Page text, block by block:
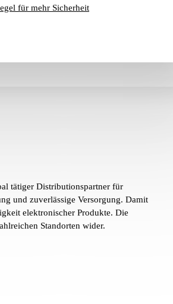
für mehr Sicherheit
tätiger Distributionspartner für
und zuverlässige Versorgung. Damit
elektronischer Produkte. Die
Standorten wider.